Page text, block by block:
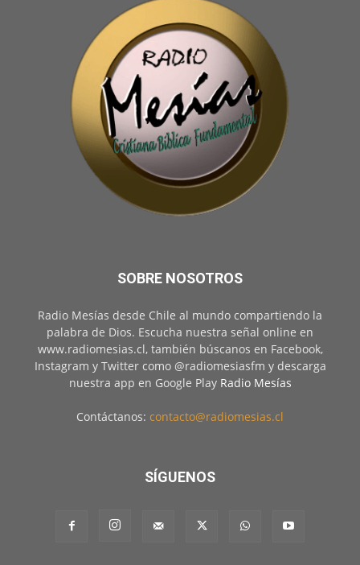
SOBRE NOSOTROS
Radio Mesías desde Chile al mundo compartiendo la
palabra de Dios. Escucha nuestra señal online en
www.radiomesias.cl, también búscanos en Facebook,
Instagram y Twitter como @radiomesiasfm y descarga
nuestra app en Google Play Radio Mesías
Contáctanos: contacto@radiomesias.cl
SÍGUENOS